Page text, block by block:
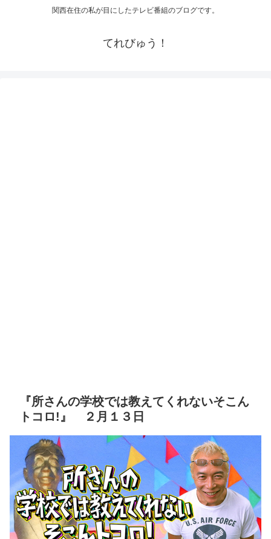
関西在住の私が目にしたテレビ番組のブログです。
てれびゅう！
『所さんの学校では教えてくれないそこん
トコロ!』 ２月１３日